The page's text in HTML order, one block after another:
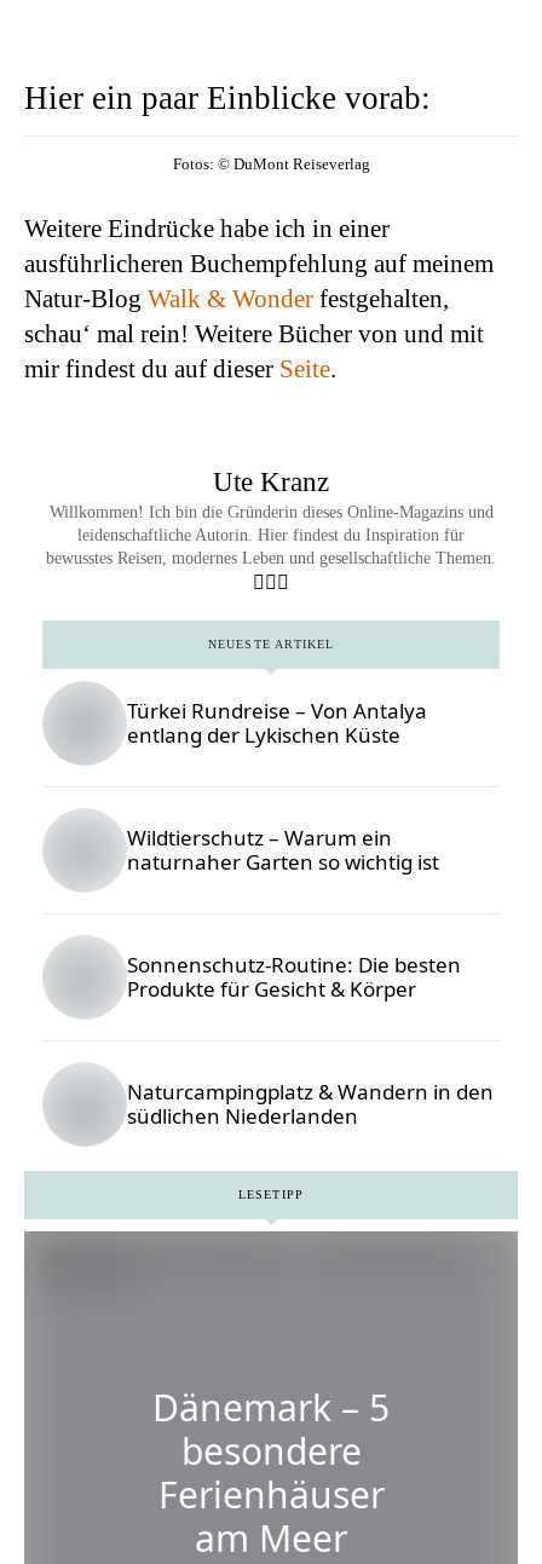
Hier ein paar Einblicke vorab:
Fotos: © DuMont Reiseverlag
Weitere Eindrücke habe ich in einer
ausführlicheren Buchempfehlung auf meinem
Natur-Blog Walk & Wonder festgehalten,
schau‘ mal rein! Weitere Bücher von und mit
mir findest du auf dieser Seite.
Ute Kranz
Willkommen! Ich bin die Gründerin dieses Online-Magazins und
leidenschaftliche Autorin. Hier findest du Inspiration für
bewusstes Reisen, modernes Leben und gesellschaftliche Themen.
NEUESTE ARTIKEL
Türkei Rundreise – Von Antalya
entlang der Lykischen Küste
Wildtierschutz – Warum ein
naturnaher Garten so wichtig ist
Sonnenschutz-Routine: Die besten
Produkte für Gesicht & Körper
Naturcampingplatz & Wandern in den
südlichen Niederlanden
LESETIPP
Dänemark – 5
besondere
Ferienhäuser
am Meer